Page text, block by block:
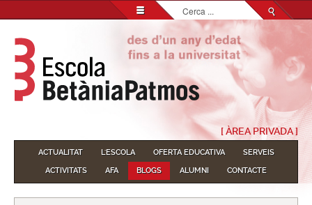
Cerca
...
[ ÀREA PRIVADA ]
ACTUALITAT L'ESCOLA OFERTA EDUCATIVA
SERVEIS
ACTIVITATS
AFA BLOGS ALUMNI CONTACTE